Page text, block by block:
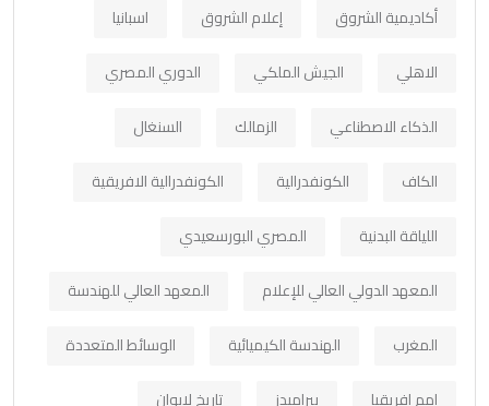
أكاديمية الشروق
إعلام الشروق
اسبانيا
الاهلي
الجيش الملكي
الدوري المصري
الذكاء الاصطناعي
الزمالك
السنغال
الكاف
الكونفدرالية
الكونفدرالية الافريقية
اللياقة البدنية
المصري البورسعيدي
المعهد الدولي العالي للإعلام
المعهد العالي للهندسة
المغرب
الهندسة الكيميائية
الوسائط المتعددة
امم افريقيا
بيراميدز
تاريخ لابوان